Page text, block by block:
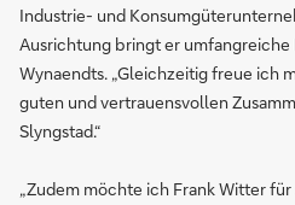
Industrie- und
Ausrichtung bringt er umfangreiche
Wynaendts. „Gleichzeitig freue ich
guten und vertrauensvollen
Slyngstad.“
„Zudem möchte ich Frank Witter